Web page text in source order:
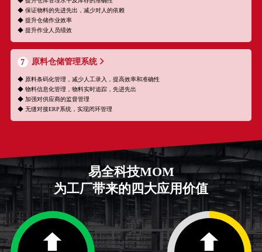
◆ 保证物料的先进先出，减少对人的依赖
◆ 提升仓储作业效率
◆ 提升作业人员绩效
7 原料仓储管理系统
◆ 原料条码化管理，减少人工录入，提高效率和准确性
◆ 物料信息化管理，物料实时追踪，先进先出
◆ 加强对供应商的监督管理
◆ 无缝对接ERP系统，实现闭环管理
易全科技MOM
为工厂带来的四大应用价值